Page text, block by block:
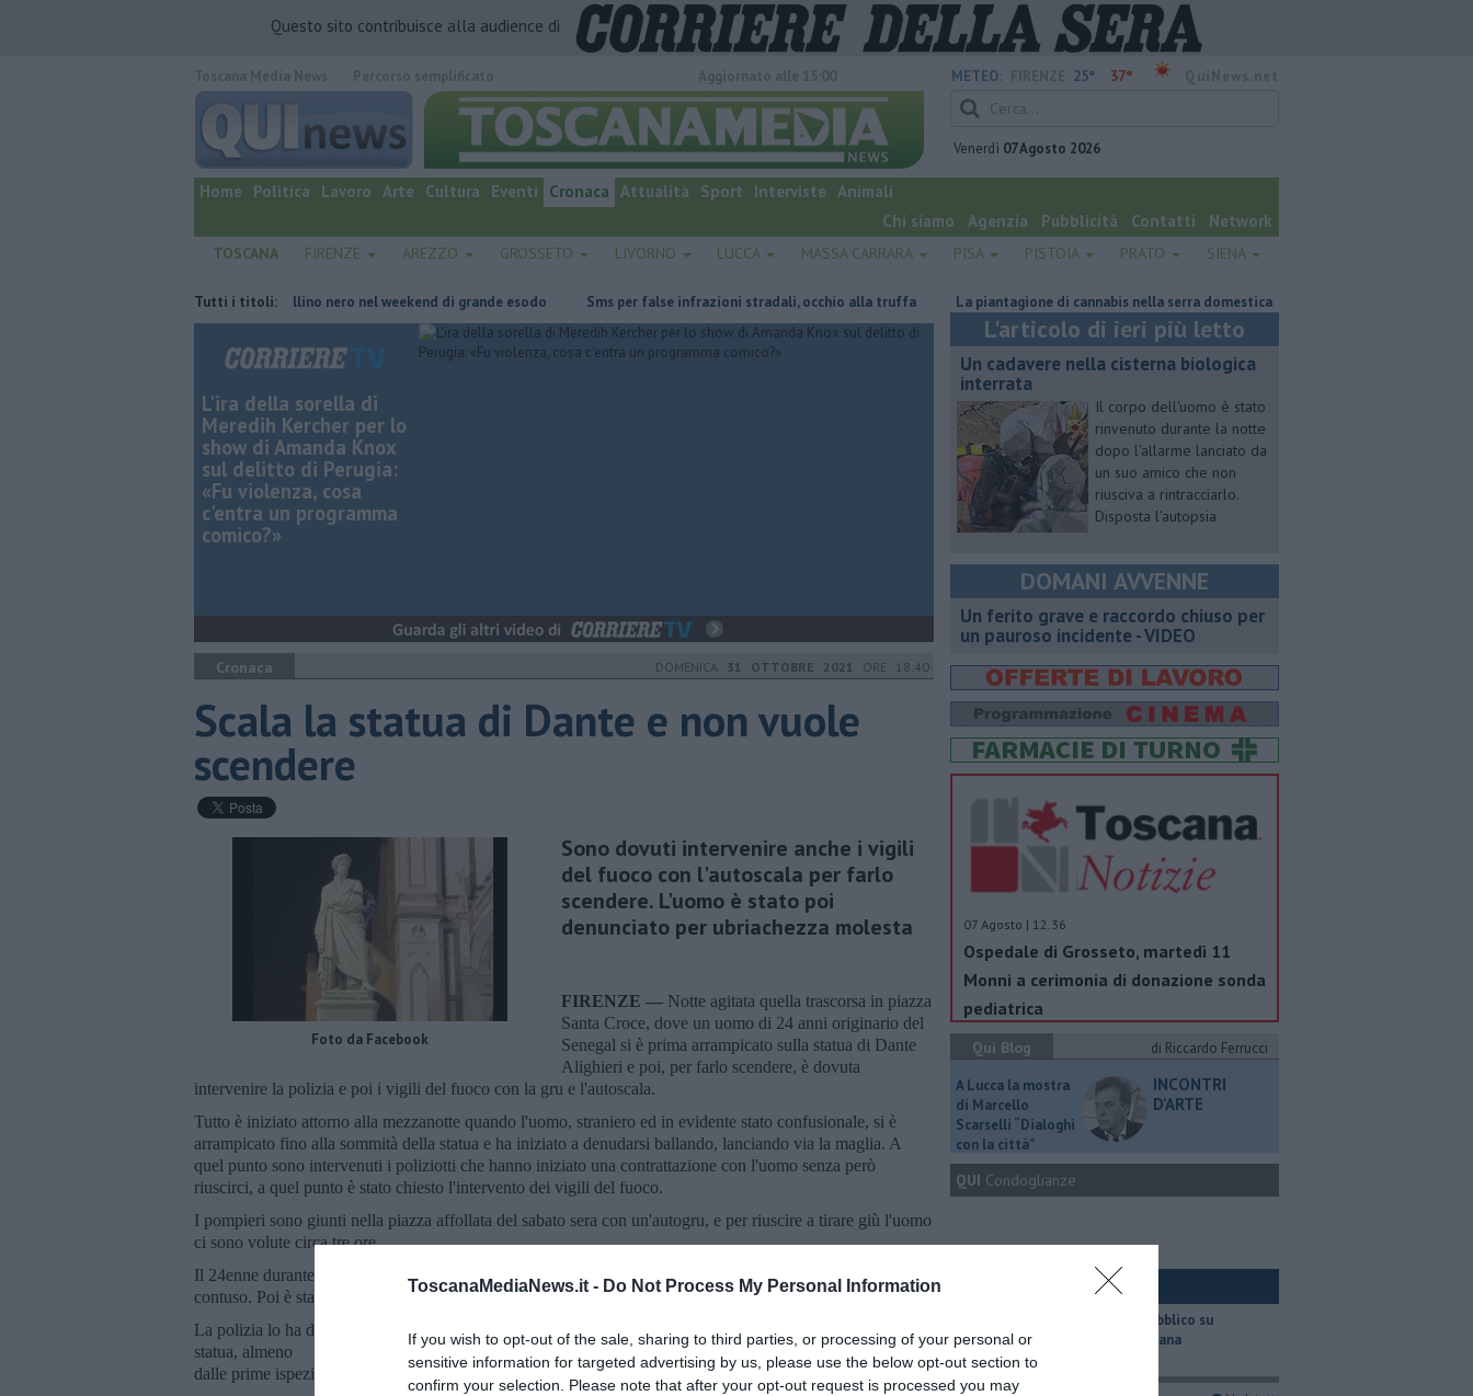
ToscanaMediaNews.it - Do Not Process My Personal Information
If you wish to opt-out of the sale, sharing to third parties, or processing of your personal or
sensitive information for targeted advertising by us, please use the below opt-out section to
confirm your selection. Please note that after your opt-out request is processed you may
Questo sito contribuisce alla audience di
quotidiano online.
METEO: 25° 37°
Venerdì 07 Agosto 2026
Home Politica Lavoro Arte Cultura Eventi Cronaca Attualità Sport Interviste Animali
Chi siamo
Agenzia Pubblicità Contatti Network
TOSCANA FIRENZE AREZZO GROSSETO LIVORNO LUCCA MASSA CARRARA PISA PISTOIA PRATO SIENA
Tutti i titoli:
Strade da bollino nero nel weekend di grande esodo Sms per false infrazioni stradali, occhio alla truffa La piantagione di cannabis nella serra domestica Retiambiente, M5S: "Nessun
L'ira della sorella di
Meredih Kercher per lo
show di Amanda Knox
sul delitto di Perugia:
«Fu violenza, cosa
c'entra un programma
comico?»
Cronaca DOMENICA 31 OTTOBRE 2021 ORE 18:40
Scala la statua di Dante e non vuole
scendere
Foto da Facebook
Sono dovuti intervenire anche i vigili
del fuoco con l'autoscala per farlo
scendere. L'uomo è stato poi
denunciato per ubriachezza molesta
FIRENZE — Notte agitata quella trascorsa in piazza
Santa Croce, dove un uomo di 24 anni originario del
Senegal si è prima arrampicato sulla statua di Dante
Alighieri e poi, per farlo scendere, è dovuta
intervenire la polizia e poi i vigili del fuoco con la gru e l'autoscala.
Tutto è iniziato attorno alla mezzanotte quando l'uomo, straniero ed in evidente stato confusionale, si è
arrampicato fino alla sommità della statua e ha iniziato a denudarsi ballando, lanciando via la maglia. A
quel punto sono intervenuti i poliziotti che hanno iniziato una contrattazione con l'uomo senza però
riuscirci, a quel punto è stato chiesto l'intervento dei vigili del fuoco.
I pompieri sono giunti nella piazza affollata del sabato sera con un'autogru, e per riuscire a tirare giù l'uomo
ci sono volute circa tre ore.
Il 24enne durante l'identificazione ha reagito agli agenti, causando pure la caduta di un poliziotto, rimasto
contuso. Poi è stato affidato al personale del 118 per le cure.
La polizia lo ha denunciato per ubriachezza molesta e per resistenza ma non per danneggiamento perché la
statua, almeno
dalle prime ispezioni, non risulta che abbia subito danni.
L'articolo di ieri più letto
Un cadavere nella cisterna biologica
interrata
Il corpo dell'uomo è stato
rinvenuto durante la notte
dopo l'allarme lanciato da
un suo amico che non
riusciva a rintracciarlo.
Disposta l'autopsia
DOMANI AVVENNE
Un ferito grave e raccordo chiuso per
un pauroso incidente - VIDEO
07 Agosto | 12.36
Ospedale di Grosseto, martedì 11
Monni a cerimonia di donazione sonda
pediatrica
Qui Blog
di Riccardo Ferrucci
A Lucca la mostra
di Marcello
Scarselli “Dialoghi
con la città"
INCONTRI
D'ARTE
QUI Condoglianze
​Il trasporto pubblico su
gomma in Toscana